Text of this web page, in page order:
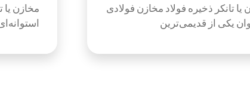
یا تانکر ذخیره فولاد مخازن فولادی
یکی از قدیمی‌ترین
مخازن یا